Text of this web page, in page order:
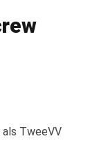
als TweeVV